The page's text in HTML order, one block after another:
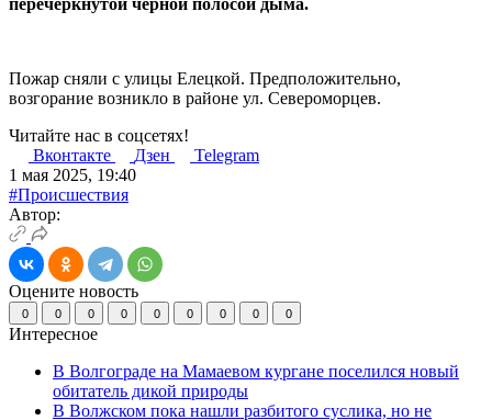
Пожар сняли с улицы Елецкой. Предположительно,
возгорание возникло в районе ул. Североморцев.
Читайте нас в соцсетях!
Вконтакте
Дзен
Telegram
1 мая 2025, 19:40
#Происшествия
Автор:
Оцените новость
0 0 0 0 0 0 0 0 0
Интересное
В Волгограде на Мамаевом кургане поселился новый
обитатель дикой природы
В Волжском пока нашли разбитого суслика, но не